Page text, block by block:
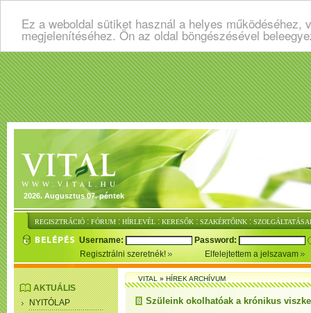
Ez a weboldal sütiket használ a helyes
megjelenítéséhez. Ön az oldal böngészésével
2026. Augusztus 07. péntek
REGISZTRÁCIÓ : FÓRUM : HÍRLEVÉL : KERESŐK : SZAKÉRTŐINK :
Username:
Password:
Regisztrálni szeretnék!
Elfelejtettem a jelszavam
AKTUÁLIS
NYITÓLAP
VITAL»HÍREK ARCHÍVUM
Szüleink okolhatóak a krónikus